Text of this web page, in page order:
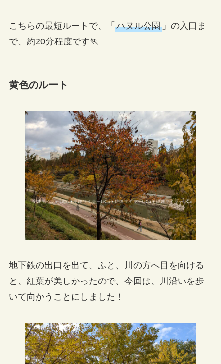
こちらの最短ルートで、「 ハヌル公園」の入口ま
で、約20分程度です🏃
黄色のルート
地下鉄の出口を出て、ふと、川の方へ目を向ける
と、紅葉が美しかったので、今回は、川沿いを歩
いて向かうことにしました！